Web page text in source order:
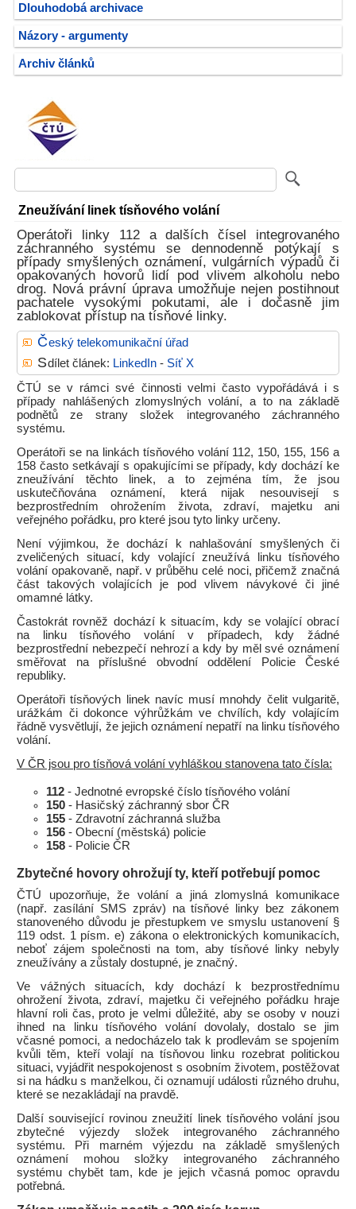
Dlouhodobá archivace
Názory - argumenty
Archiv článků
Zneužívání linek tísňového volání
Operátoři linky 112 a dalších čísel integrovaného
záchranného systému se dennodenně potýkají s
případy smyšlených oznámení, vulgárních výpadů či
opakovaných hovorů lidí pod vlivem alkoholu nebo
drog. Nová právní úprava umožňuje nejen postihnout
pachatele vysokými pokutami, ale i dočasně jim
zablokovat přístup na tísňové linky.
Český telekomunikační úřad
Sdílet článek: LinkedIn- Síť X
ČTÚ se v rámci své činnosti velmi často vypořádává i s
případy nahlášených zlomyslných volání, a to na základě
podnětů ze strany složek integrovaného záchranného
systému.
Operátoři se na linkách tísňového volání 112, 150, 155, 156 a
158 často setkávají s opakujícími se případy, kdy dochází ke
zneužívání těchto linek, a to zejména tím, že jsou
uskutečňována oznámení, která nijak nesouvisejí s
bezprostředním ohrožením života, zdraví, majetku ani
veřejného pořádku, pro které jsou tyto linky určeny.
Není výjimkou, že dochází k nahlašování smyšlených či
zveličených situací, kdy volající zneužívá linku tísňového
volání opakovaně, např. v průběhu celé noci, přičemž značná
část takových volajících je pod vlivem návykové či jiné
omamné látky.
Častokrát rovněž dochází k situacím, kdy se volající obrací
na linku tísňového volání v případech, kdy žádné
bezprostřední nebezpečí nehrozí a kdy by měl své oznámení
směřovat na příslušné obvodní oddělení Policie České
republiky.
Operátoři tísňových linek navíc musí mnohdy čelit vulgaritě,
urážkám či dokonce výhrůžkám ve chvílích, kdy volajícím
řádně vysvětlují, že jejich oznámení nepatří na linku tísňového
volání.
V ČR jsou pro tísňová volání vyhláškou stanovena tato čísla:
112 - Jednotné evropské číslo tísňového volání
150 - Hasičský záchranný sbor ČR
155 - Zdravotní záchranná služba
156 - Obecní (městská) policie
158 - Policie ČR
Zbytečné hovory ohrožují ty, kteří potřebují pomoc
ČTÚ upozorňuje, že volání a jiná zlomyslná komunikace
(např. zasílání SMS zpráv) na tísňové linky bez zákonem
stanoveného důvodu je přestupkem ve smyslu ustanovení §
119 odst. 1 písm. e) zákona o elektronických komunikacích,
neboť zájem společnosti na tom, aby tísňové linky nebyly
zneužívány a zůstaly dostupné, je značný.
Ve vážných situacích, kdy dochází k bezprostřednímu
ohrožení života, zdraví, majetku či veřejného pořádku hraje
hlavní roli čas, proto je velmi důležité, aby se osoby v nouzi
ihned na linku tísňového volání dovolaly, dostalo se jim
včasné pomoci, a nedocházelo tak k prodlevám se spojením
kvůli těm, kteří volají na tísňovou linku rozebrat politickou
situaci, vyjádřit nespokojenost s osobním životem, postěžovat
si na hádku s manželkou, či oznamují události různého druhu,
které se nezakládají na pravdě.
Další související rovinou zneužití linek tísňového volání jsou
zbytečné výjezdy složek integrovaného záchranného
systému. Při marném výjezdu na základě smyšlených
oznámení mohou složky integrovaného záchranného
systému chybět tam, kde je jejich včasná pomoc opravdu
potřebná.